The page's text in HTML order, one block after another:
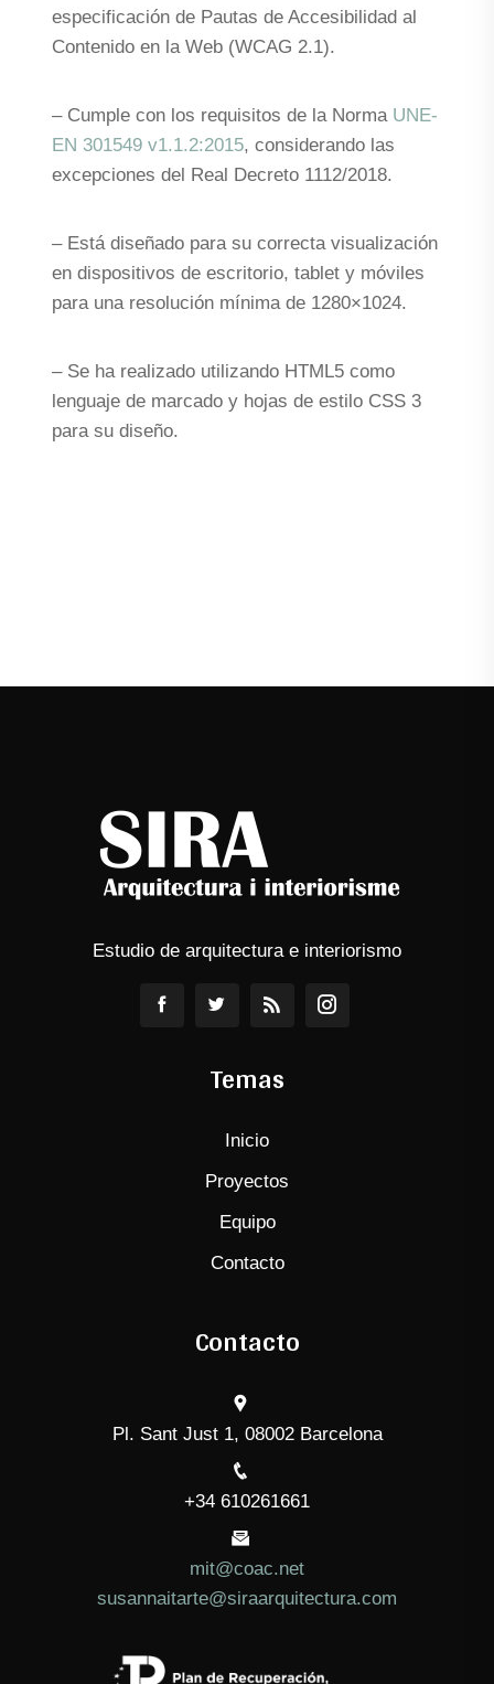
especificación de Pautas de Accesibilidad al
Contenido en la Web (WCAG 2.1).
– Cumple con los requisitos de la Norma UNE-
EN 301549 v1.1.2:2015, considerando las
excepciones del Real Decreto 1112/2018.
– Está diseñado para su correcta visualización
en dispositivos de escritorio, tablet y móviles
para una resolución mínima de 1280×1024.
– Se ha realizado utilizando HTML5 como
lenguaje de marcado y hojas de estilo CSS 3
para su diseño.
Estudio de arquitectura e interiorismo
Temas
Inicio
Proyectos
Equipo
Contacto
Contacto
Pl. Sant Just 1, 08002 Barcelona
+34 610261661
mit@coac.net
susannaitarte@siraarquitectura.com